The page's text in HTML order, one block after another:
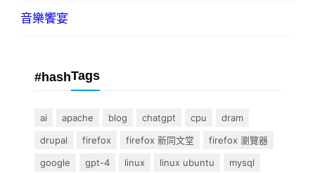
音樂饗宴
#hashTags
ai apache blog chatgpt cpu
dram
drupal
firefox firefox 新同文堂
firefox 瀏覽器
google
gpt-4 linux linux ubuntu
mysql